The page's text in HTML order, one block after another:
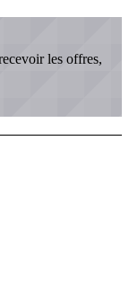
les offres,